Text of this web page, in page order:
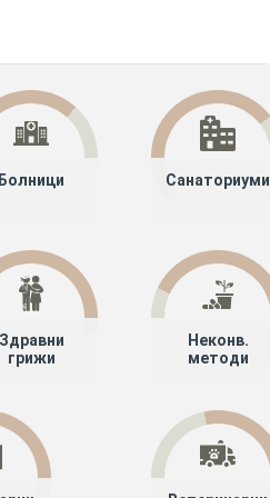
Болници Санаториуми
Здравни
грижи
Неконв.
методи